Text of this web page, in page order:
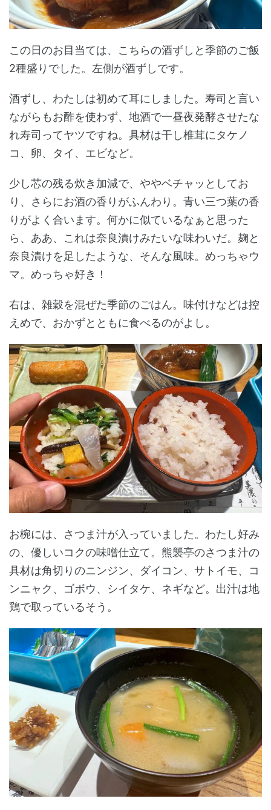
この日のお目当ては、こちらの酒ずしと季節のご飯
2種盛りでした。左側が酒ずしです。
酒ずし、わたしは初めて耳にしました。寿司と言い
ながらもお酢を使わず、地酒で一昼夜発酵させたな
れ寿司ってヤツですね。具材は干し椎茸にタケノ
コ、卵、タイ、エビなど。
少し芯の残る炊き加減で、ややベチャッとしてお
り、さらにお酒の香りがふんわり。青い三つ葉の香
りがよく合います。何かに似ているなぁと思った
ら、ああ、これは奈良漬けみたいな味わいだ。麹と
奈良漬けを足したような、そんな風味。めっちゃウ
マ。めっちゃ好き！
右は、雑穀を混ぜた季節のごはん。味付けなどは控
えめで、おかずとともに食べるのがよし。
お椀には、さつま汁が入っていました。わたし好み
の、優しいコクの味噌仕立て。熊襲亭のさつま汁の
具材は角切りのニンジン、ダイコン、サトイモ、コ
ンニャク、ゴボウ、シイタケ、ネギなど。出汁は地
鶏で取っているそう。